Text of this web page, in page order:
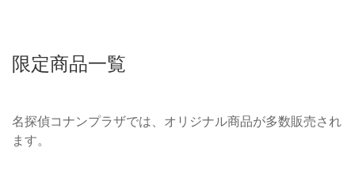
限定商品一覧
名探偵コナンプラザでは、オリジナル商品が多数販売され
ます。